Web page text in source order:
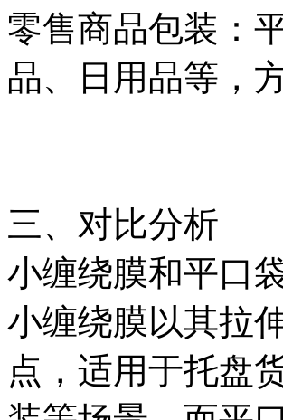
零售商品包装：
品、日用品等，
三、对比分析
小缠绕膜和平口
小缠绕膜以其拉
点，适用于托盘